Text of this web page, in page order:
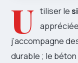
U tiliser le
j’accompagne
durable ; le